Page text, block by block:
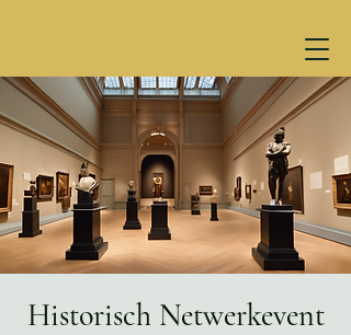
Historisch Netwerkevent